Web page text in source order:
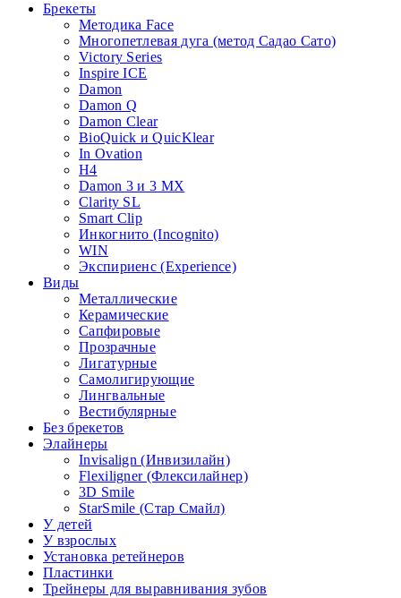
Брекеты
Методика Face
Многопетлевая дуга (метод Садао Сато)
Victory Series
Inspire ICE
Damon
Damon Q
Damon Clear
BioQuick и QuicKlear
In Ovation
H4
Damon 3 и 3 MX
Clarity SL
Smart Clip
Инкогнито (Incognito)
WIN
Экспириенс (Experience)
Виды
Металлические
Керамические
Сапфировые
Прозрачные
Лигатурные
Самолигирующие
Лингвальные
Вестибулярные
Без брекетов
Элайнеры
Invisalign (Инвизилайн)
Flexiligner (Флексилайнер)
3D Smile
StarSmile (Стар Смайл)
У детей
У взрослых
Установка ретейнеров
Пластинки
Трейнеры для выравнивания зубов